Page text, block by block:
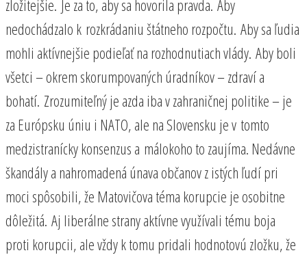
zložitejšie. Je za to, aby sa hovorila pravda. Aby
nedochádzalo k rozkrádaniu štátneho rozpočtu. Aby sa ľudia
mohli aktívnejšie podieľať na rozhodnutiach vlády. Aby boli
všetci – okrem skorumpovaných úradníkov – zdraví a
bohatí. Zrozumiteľný je azda iba v zahraničnej politike – je
za Európsku úniu i NATO, ale na Slovensku je v tomto
medzistranícky konsenzus a málokoho to zaujíma. Nedávne
škandály a nahromadená únava občanov z istých ľudí pri
moci spôsobili, že Matovičova téma korupcie je osobitne
dôležitá. Aj liberálne strany aktívne využívali tému boja
proti korupcii, ale vždy k tomu pridali hodnotovú zložku, že